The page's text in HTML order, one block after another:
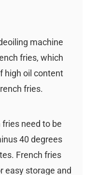
machine
fries, which
high oil content
fries.
fries need to be
40 degrees
French fries
easy storage and